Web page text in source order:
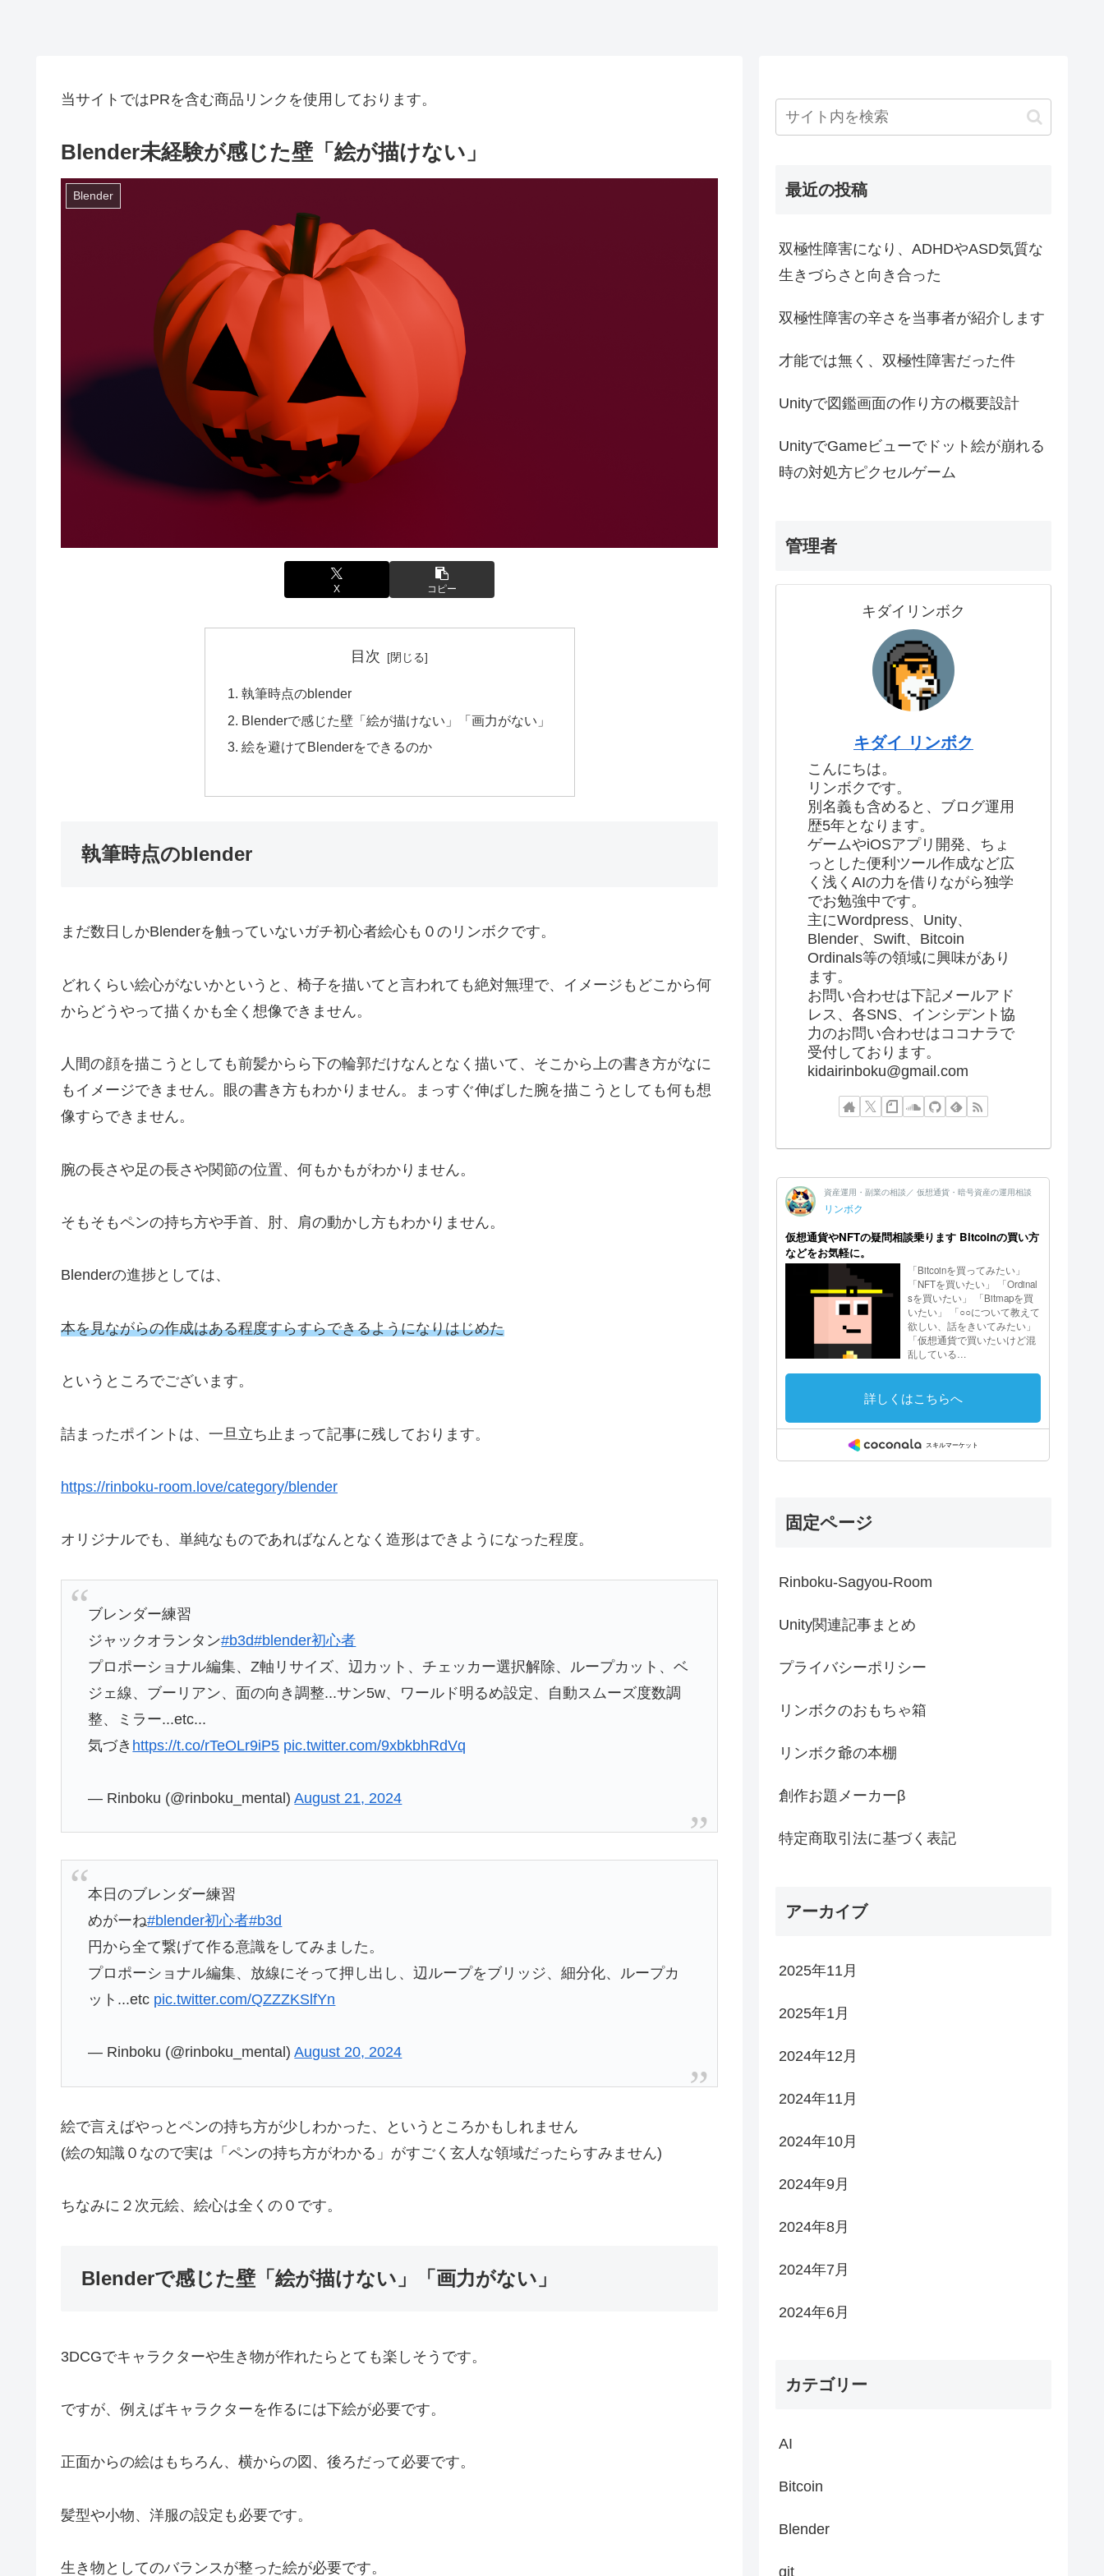
当サイトではPRを含む商品リンクを使用しております。
Blender未経験が感じた壁「絵が描けない」
Blender
X コピー
目次
執筆時点のblender
Blenderで感じた壁「絵が描けない」「画力がない」
絵を避けてBlenderをできるのか
執筆時点のblender
まだ数日しかBlenderを触っていないガチ初心者絵心も０のリンボクです。
どれくらい絵心がないかというと、椅子を描いてと言われても絶対無理で、イメージもどこから何
からどうやって描くかも全く想像できません。
人間の顔を描こうとしても前髪からら下の輪郭だけなんとなく描いて、そこから上の書き方がなに
もイメージできません。眼の書き方もわかりません。まっすぐ伸ばした腕を描こうとしても何も想
像すらできません。
腕の長さや足の長さや関節の位置、何もかもがわかりません。
そもそもペンの持ち方や手首、肘、肩の動かし方もわかりません。
Blenderの進捗としては、
本を見ながらの作成はある程度すらすらできるようになりはじめた
というところでございます。
詰まったポイントは、一旦立ち止まって記事に残しております。
https://rinboku-room.love/category/blender
オリジナルでも、単純なものであればなんとなく造形はできようになった程度。
ブレンダー練習
ジャックオランタン#b3d#blender初心者
プロポーショナル編集、Z軸リサイズ、辺カット、チェッカー選択解除、ループカット、ベ
ジェ線、ブーリアン、面の向き調整...サン5w、ワールド明るめ設定、自動スムーズ度数調
整、ミラー...etc...
気づき https://t.co/rTeOLr9iP5 pic.twitter.com/9xbkbhRdVq
— Rinboku (@rinboku_mental)August 21, 2024
本日のブレンダー練習
めがーね#blender初心者#b3d
円から全て繋げて作る意識をしてみました。
プロポーショナル編集、放線にそって押し出し、辺ループをブリッジ、細分化、ループカ
ット...etc pic.twitter.com/QZZZKSlfYn
— Rinboku (@rinboku_mental)August 20, 2024
絵で言えばやっとペンの持ち方が少しわかった、というところかもしれません
(絵の知識０なので実は「ペンの持ち方がわかる」がすごく玄人な領域だったらすみません)
ちなみに２次元絵、絵心は全くの０です。
Blenderで感じた壁「絵が描けない」「画力がない」
3DCGでキャラクターや生き物が作れたらとても楽しそうです。
ですが、例えばキャラクターを作るには下絵が必要です。
正面からの絵はもちろん、横からの図、後ろだって必要です。
髪型や小物、洋服の設定も必要です。
生き物としてのバランスが整った絵が必要です。
最近の投稿
双極性障害になり、ADHDやASD気質な
生きづらさと向き合った
双極性障害の辛さを当事者が紹介します
才能では無く、双極性障害だった件
Unityで図鑑画面の作り方の概要設計
UnityでGameビューでドット絵が崩れる
時の対処方ピクセルゲーム
管理者
キダイリンボク
キダイ リンボク
こんにちは。
リンボクです。
別名義も含めると、ブログ運用
歴5年となります。
ゲームやiOSアプリ開発、ちょ
っとした便利ツール作成など広
く浅くAIの力を借りながら独学
でお勉強中です。
主にWordpress、Unity、
Blender、Swift、Bitcoin
Ordinals等の領域に興味があり
ます。
お問い合わせは下記メールアド
レス、各SNS、インシデント協
力のお問い合わせはココナラで
受付しております。
kidairinboku@gmail.com
固定ページ
Rinboku-Sagyou-Room
Unity関連記事まとめ
プライバシーポリシー
リンボクのおもちゃ箱
リンボク爺の本棚
創作お題メーカーβ
特定商取引法に基づく表記
アーカイブ
2025年11月
2025年1月
2024年12月
2024年11月
2024年10月
2024年9月
2024年8月
2024年7月
2024年6月
カテゴリー
AI
Bitcoin
Blender
git